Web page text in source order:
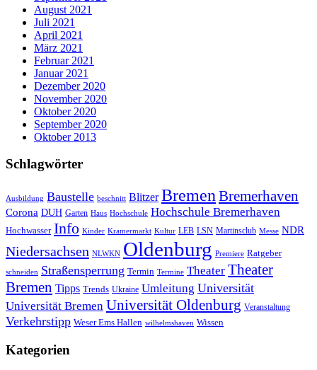
August 2021
Juli 2021
April 2021
März 2021
Februar 2021
Januar 2021
Dezember 2020
November 2020
Oktober 2020
September 2020
Oktober 2013
Schlagwörter
Ausbildung Baustelle beschnitt Blitzer Bremen Bremerhaven
Corona DUH Garten Haus Hochschule Hochschule Bremerhaven
Hochwasser Info Kinder Kramermarkt Kultur LEB LSN Martinsclub Messe NDR
Niedersachsen NLWKN Oldenburg Premiere Ratgeber
schneiden Straßensperrung Termin Termine Theater Theater
Bremen Tipps Trends Ukraine Umleitung Universität
Universität Bremen Universität Oldenburg Veranstaltung
Verkehrstipp Weser Ems Hallen wilhelmshaven Wissen
Kategorien